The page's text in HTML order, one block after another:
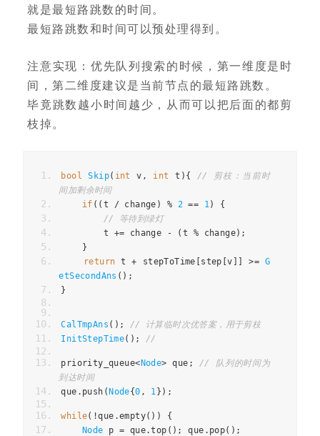
就是最短路跳数的时间。
最短路跳数和时间可以预处理得到。
注意实现：优先队列搜索的时候，第一维度是时
间，第二维度建议是当前节点的最短路跳数。
毕竟跳数越小时间越少，从而可以把后面的都剪
枝掉。
bool Skip( int v , int t ){
// 剪枝：当前时
间加剩余时间
if (( t / change ) % 2 == 1)
{
// 等待到绿灯
        t
+= change - ( t % change);
}
return t + stepToTime step [v >= G
etSecondAns ();
}
CalTmpAns ();
// 计算临时次优答案，用于剪枝
InitStepTime(); //
priority_queue< Node> que ;
// 队列的时间为
到达时间
que . push ( Node{0 , 1 });
while(!que .empty())
{
Node p = que.top (); que . pop();